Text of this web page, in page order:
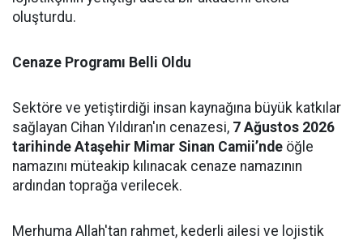
oluşturdu.
Cenaze Programı Belli Oldu
Sektöre ve yetiştirdiği insan kaynağına büyük katkılar
sağlayan Cihan Yıldıran'ın cenazesi, 7 Ağustos 2026
tarihinde Ataşehir Mimar Sinan Camii’nde öğle
namazını müteakip kılınacak cenaze namazının
ardından toprağa verilecek.
Merhuma Allah'tan rahmet, kederli ailesi ve lojistik